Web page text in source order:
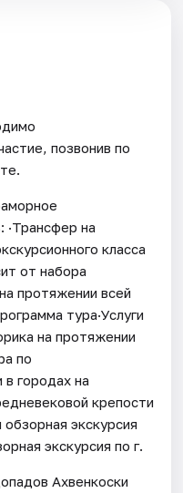
позвонив по
·Трансфер на
класса
от набора
протяжении всей
тура·Услуги
на протяжении
по
в городах на
крепости
экскурсия
экскурсия по г.
Ахвенкоски